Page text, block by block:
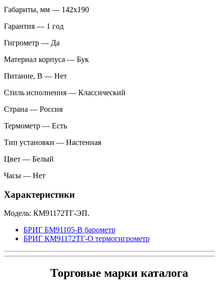
Габариты, мм — 142х190
Гарантия — 1 год
Гигрометр — Да
Материал корпуса — Бук
Питание, В — Нет
Стиль исполнения — Классический
Страна — Россия
Термометр — Есть
Тип установки — Настенная
Цвет — Белый
Часы — Нет
Характеристики
Модель: КМ91172ТГ-ЭП.
БРИГ БМ91105-В барометр
БРИГ КМ91172ТГ-О термогигрометр
Торговые марки каталога